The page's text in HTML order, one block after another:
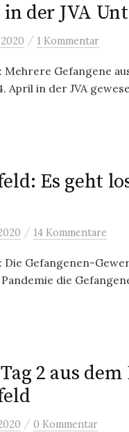
der JVA
/ 1 Kommentar
Mehrere Gefangene
April in der JVA
Es geht
/ 14 Kommentare
Die Gefangenen-
die
2 aus
/ 0 Kommentar